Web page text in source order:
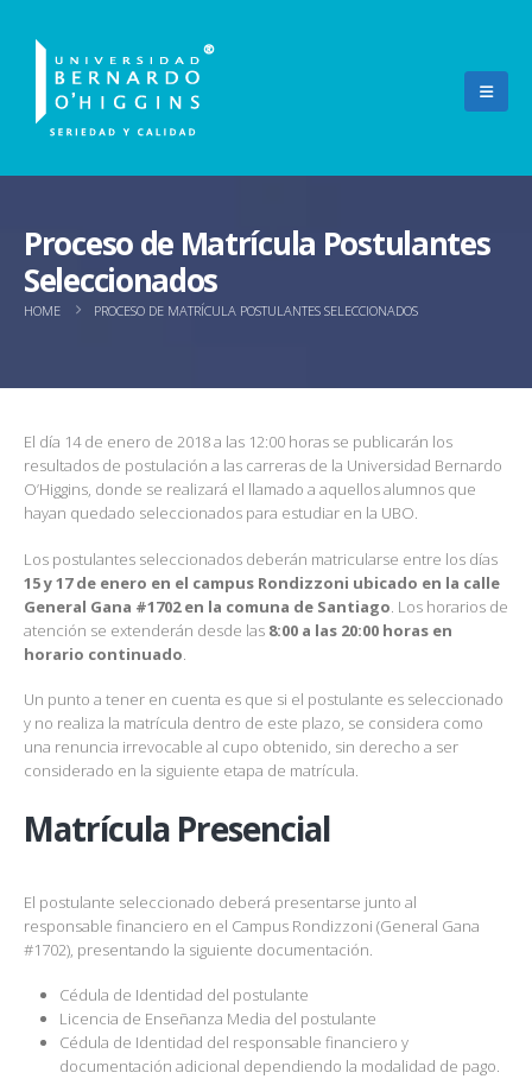
Proceso de Matrícula Postulantes
Seleccionados
HOME PROCESO DE MATRÍCULA POSTULANTES SELECCIONADOS
El día 14 de enero de 2018 a las 12:00 horas se publicarán los
resultados de postulación a las carreras de la Universidad Bernardo
O’Higgins, donde se realizará el llamado a aquellos alumnos que
hayan quedado seleccionados para estudiar en la UBO.
Los postulantes seleccionados deberán matricularse entre los días
15 y 17 de enero en el campus Rondizzoni ubicado en la calle
General Gana #1702 en la comuna de Santiago . Los horarios de
atención se extenderán desde las 8:00 a las 20:00 horas en
horario continuado
Un punto a tener en cuenta es que si el postulante es seleccionado
y no realiza la matrícula dentro de este plazo, se considera como
una renuncia irrevocable al cupo obtenido, sin derecho a ser
considerado en la siguiente etapa de matrícula.
Matrícula Presencial
El postulante seleccionado deberá presentarse junto al
responsable financiero en el Campus Rondizzoni (General Gana
#1702), presentando la siguiente documentación.
Cédula de Identidad del postulante
Licencia de Enseñanza Media del postulante
Cédula de Identidad del responsable financiero y
documentación adicional dependiendo la modalidad de pago.